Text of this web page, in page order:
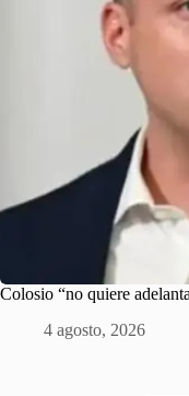
Colosio “no quiere
4 agosto, 2026